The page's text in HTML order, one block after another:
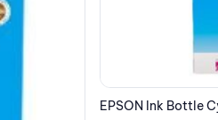
EPSON Cartridge